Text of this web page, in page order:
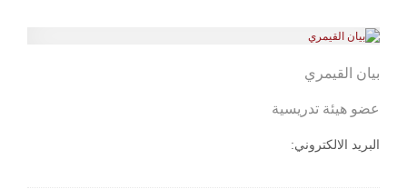
بيان القيمري
عضو هيئة تدريسية
البريد الالكتروني: